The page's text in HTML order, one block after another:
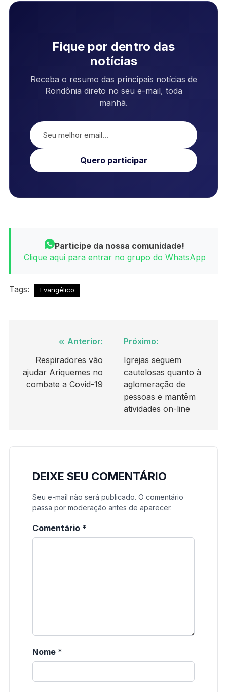
Fique por dentro das
notícias
Receba o resumo das principais notícias de
Rondônia direto no seu e-mail, toda
manhã.
Quero participar
Participe da nossa comunidade!
Clique aqui para entrar no grupo do WhatsApp
Tags: Evangélico
Navegação
Post
Anterior:
Respiradores vão
ajudar Ariquemes no
combate a Covid-19
Próximo:
Igrejas seguem
cautelosas quanto à
aglomeração de
pessoas e mantêm
atividades on-line
DEIXE SEU COMENTÁRIO
Seu e-mail não será publicado. O comentário
passa por moderação antes de aparecer.
Comentário *
Nome *